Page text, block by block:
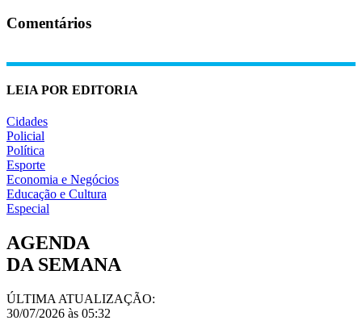
Comentários
LEIA POR EDITORIA
Cidades
Policial
Política
Esporte
Economia e Negócios
Educação e Cultura
Especial
AGENDA
DA SEMANA
ÚLTIMA ATUALIZAÇÃO:
30/07/2026 às 05:32